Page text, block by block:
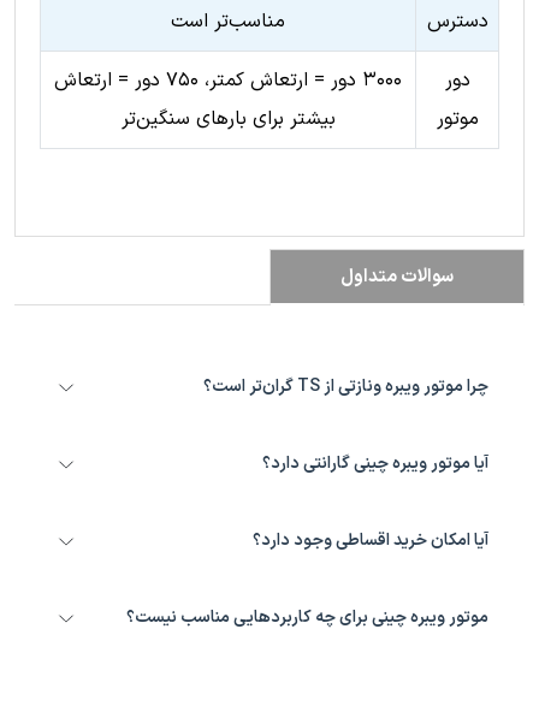
دسترس
مناسب‌تر است
دور
موتور
۳۰۰۰ دور = ارتعاش کمتر، ۷۵۰ دور = ارتعاش
بیشتر برای بارهای سنگین‌تر
سوالات متداول
چرا موتور ویبره ونازتی از TS گران‌تر است؟
سنگین‌تر طراحی شده؛ به همین دلیل قیمت بالاتری نیز دارد.
آیا موتور ویبره چینی گارانتی دارد؟
هستند.
آیا امکان خرید اقساطی وجود دارد؟
جزئیات را با کارشناسان فروش هماهنگ کنید.
موتور ویبره چینی برای چه کاربردهایی مناسب نیست؟